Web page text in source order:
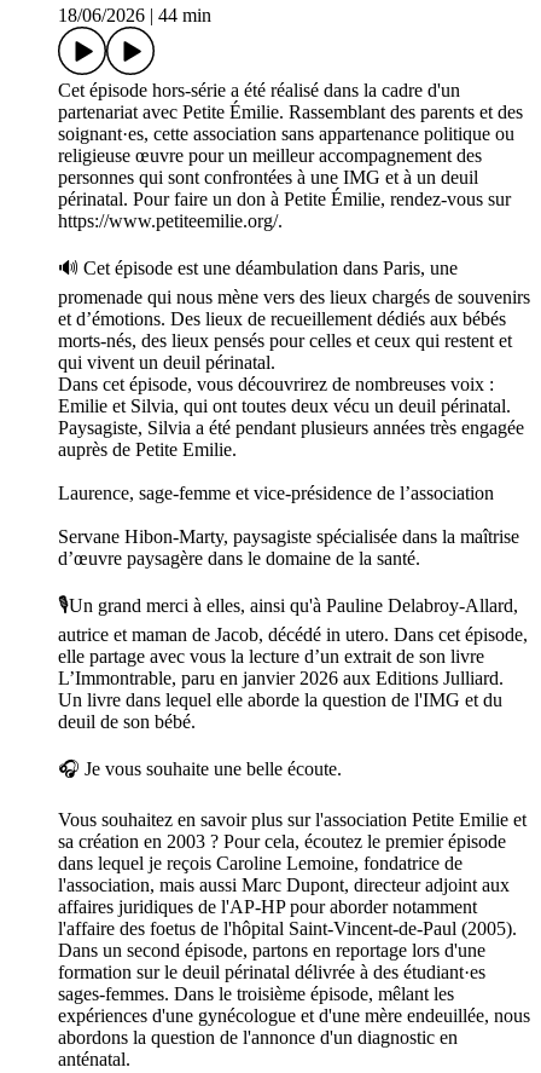
18/06/2026
44 min
Cet épisode hors-série a été réalisé dans la cadre d'un
partenariat avec Petite Émilie. Rassemblant des parents et des
soignant·es, cette association sans appartenance politique ou
religieuse œuvre pour un meilleur accompagnement des
personnes qui sont confrontées à une IMG et à un deuil
périnatal. Pour faire un don à Petite Émilie, rendez-vous sur
https://www.petiteemilie.org/.
🔊 Cet épisode est une déambulation dans Paris, une
promenade qui nous mène vers des lieux chargés de souvenirs
et d’émotions. Des lieux de recueillement dédiés aux bébés
morts-nés, des lieux pensés pour celles et ceux qui restent et
qui vivent un deuil périnatal.
Dans cet épisode, vous découvrirez de nombreuses voix :
Emilie et Silvia, qui ont toutes deux vécu un deuil périnatal.
Paysagiste, Silvia a été pendant plusieurs années très engagée
auprès de Petite Emilie.
Laurence, sage-femme et vice-présidence de l’association
Servane Hibon-Marty, paysagiste spécialisée dans la maîtrise
d’œuvre paysagère dans le domaine de la santé.
🎙️Un grand merci à elles, ainsi qu'à Pauline Delabroy-Allard,
autrice et maman de Jacob, décédé in utero. Dans cet épisode,
elle partage avec vous la lecture d’un extrait de son livre
L’Immontrable, paru en janvier 2026 aux Editions Julliard.
Un livre dans lequel elle aborde la question de l'IMG et du
deuil de son bébé.
🎧 Je vous souhaite une belle écoute.
Vous souhaitez en savoir plus sur l'association Petite Emilie et
sa création en 2003 ? Pour cela, écoutez le premier épisode
dans lequel je reçois Caroline Lemoine, fondatrice de
l'association, mais aussi Marc Dupont, directeur adjoint aux
affaires juridiques de l'AP-HP pour aborder notamment
l'affaire des foetus de l'hôpital Saint-Vincent-de-Paul (2005).
Dans un second épisode, partons en reportage lors d'une
formation sur le deuil périnatal délivrée à des étudiant·es
sages-femmes. Dans le troisième épisode, mêlant les
expériences d'une gynécologue et d'une mère endeuillée, nous
abordons la question de l'annonce d'un diagnostic en
anténatal.